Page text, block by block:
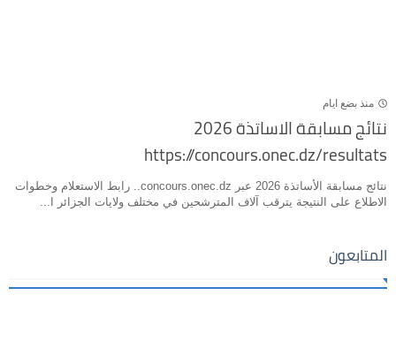
منذ بضع ايام
نتائج مسابقة الاساتذة 2026
https://concours.onec.dz/resultats
نتائج مسابقة الأساتذة 2026 عبر concours.onec.dz.. رابط الاستعلام وخطوات
الاطلاع على النتيجة يترقب آلاف المترشحين في مختلف ولايات الجزائر ا...
المتابعون